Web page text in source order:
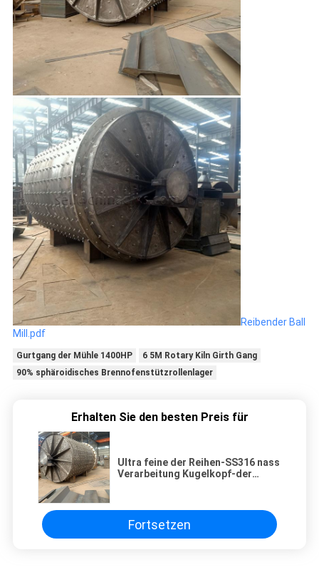
Reibender Ball
Mill.pdf
Gurtgang der Mühle 1400HP
6 5M Rotary Kiln Girth Gang
90% sphäroidisches Brennofenstützrollenlager
Erhalten Sie den besten Preis für
Ultra feine der Reihen-SS316 nass
Verarbeitung Kugelkopf-der
Fortsetzen